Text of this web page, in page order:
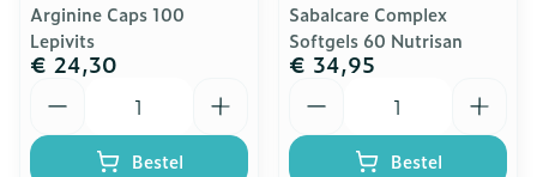
Arginine Caps 100
Lepivits
€ 24,30
Bestel
Sabalcare Complex
Softgels 60 Nutrisan
€ 34,95
Bestel